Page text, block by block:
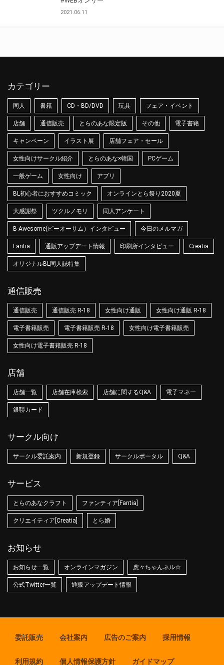
2021.06.11
カテゴリー
同人 書籍 CD・BD/DVD 玩具 フェア・イベント
店舗 通信販売 とらのあな限定版 その他 電子書籍
キャンペーン イラスト展 店舗フェア・セール
女性向けサークル紹介 とらのあな×韓国 PCゲーム
一般ゲーム 女性向け アプリ
BL初心者におすすめコミック オンラインとら祭り2020夏
大感謝祭 ツクルノモリ 同人アンケート
B-Awesome(ビーオーサム）インタビュー 今日のメルマガ
Fantia 通販アップデート情報 印刷所インタビュー Creatia
オリジナルBL同人誌特集
通信販売
通信販売 通信販売 R-18 女性向け通販 女性向け通販 R-18
電子書籍販売 電子書籍販売 R-18 女性向け電子書籍販売
女性向け電子書籍販売 R-18
店舗
店舗一覧 店舗在庫検索 店舗に関するQ&A 電子マネー
銀聯カード
サークル向け
サークル委託案内 新規登録 サークルポータル Q&A
サービス
とらのあなクラフト ファンティア[Fantia]
クリエイティア[Creatia] とら婚
お知らせ
お知らせ一覧 オンラインマガジン 虎々ちゃんネル☆
公式Twitter一覧 通販アップデート情報
委託販売 会社案内 広告のご案内 採用情報
利用規約 個人情報保護方針 ガイドマップ